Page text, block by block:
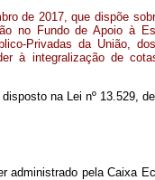
de 2017, que dispõe
no Fundo de Apoio à
Privadas da União,
à integralização de
na Lei nº 13.529,
administrado pela Caixa